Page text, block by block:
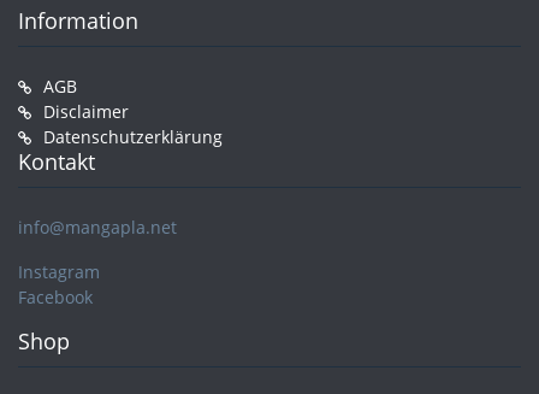
Information
AGB
Disclaimer
Datenschutzerklärung
Kontakt
info@mangapla.net
Instagram
Facebook
Shop